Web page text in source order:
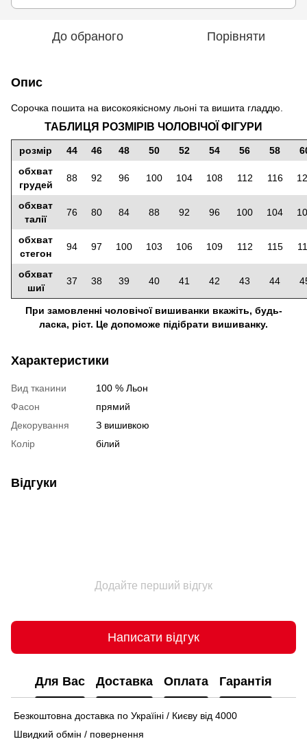
До обраного Порівняти
Опис
Сорочка пошита на високоякісному льоні та вишита гладдю.
ТАБЛИЦЯ РОЗМІРІВ ЧОЛОВІЧОЇ ФІГУРИ
розмір 44 46 48 50 52 54 56 58
обхват
грудей
88 92 96 100 104 108 112 116
обхват
талії
76 80 84 88 92 96 100 104
обхват
стегон
94 97 100 103 106 109 112 115
обхват
шиї
37 38 39 40 41 42 43 44
При замовленні чоловічої вишиванки вкажіть, будь-
ласка, ріст. Це допоможе підібрати вишиванку.
Характеристики
Вид тканини
100 % Льон
Фасон
прямий
Декорування
З вишивкою
Колір
білий
Відгуки
Додайте перший відгук
Написати відгук
Для Вас Доставка Оплата Гарантія
Безкоштовна доставка по Україіні / Києву від 4000
Швидкий обмін / повернення